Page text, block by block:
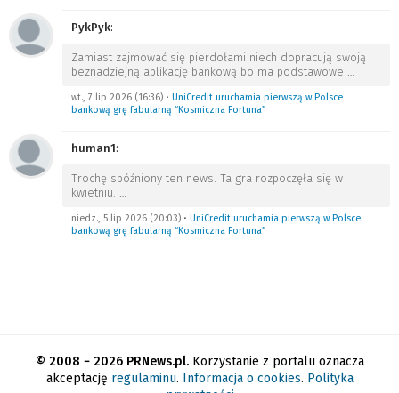
PykPyk:
Zamiast zajmować się pierdołami niech dopracują swoją
beznadziejną aplikację bankową bo ma podstawowe …
wt., 7 lip 2026 (16:36) • UniCredit uruchamia pierwszą w Polsce
bankową grę fabularną “Kosmiczna Fortuna”
human1:
Trochę spóźniony ten news. Ta gra rozpoczęła się w
kwietniu. …
niedz., 5 lip 2026 (20:03) • UniCredit uruchamia pierwszą w Polsce
bankową grę fabularną “Kosmiczna Fortuna”
© 2008 − 2026 PRNews.pl.Korzystanie z portalu oznacza
akceptację regulaminu. Informacja o cookies. Polityka